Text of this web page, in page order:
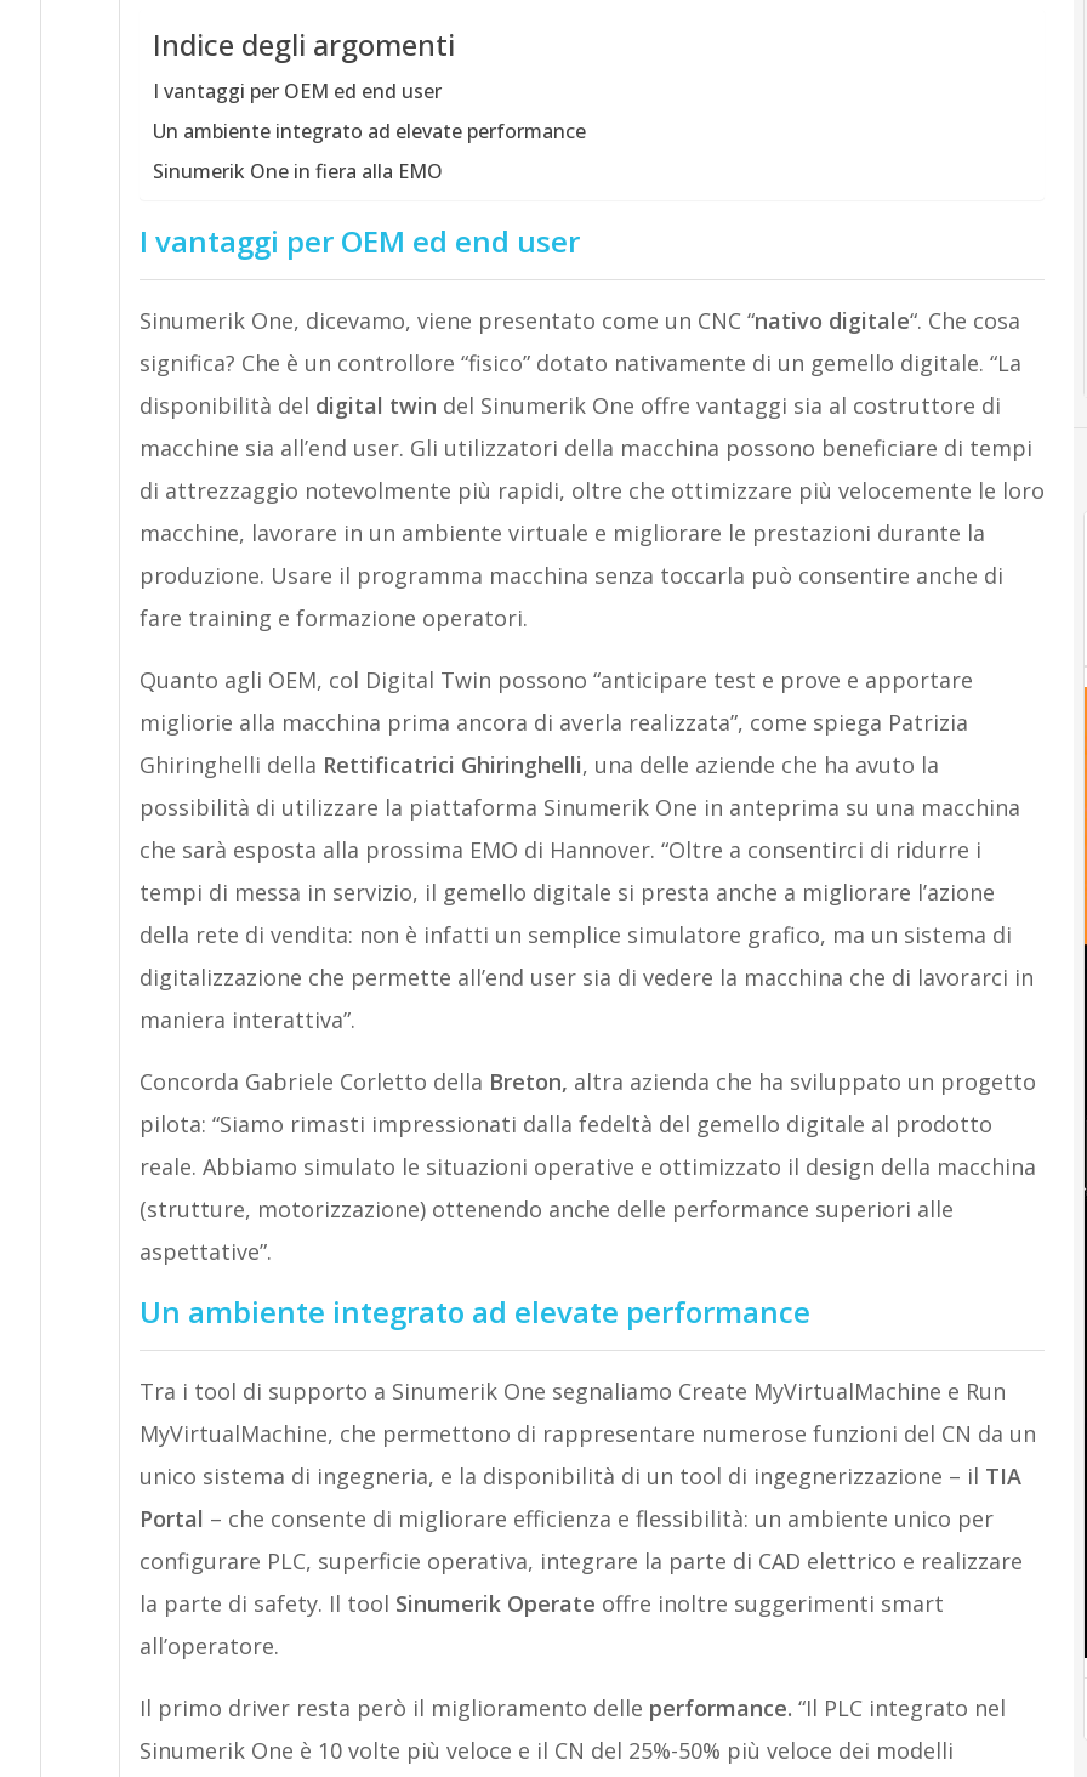
Indice degli argomenti
I vantaggi per OEM ed end user
Un ambiente integrato ad elevate performance
Sinumerik One in fiera alla EMO
I vantaggi per OEM ed end user
Sinumerik One, dicevamo, viene presentato come un CNC “nativo digitale“. Che cosa
significa? Che è un controllore “fisico” dotato nativamente di un gemello digitale. “La
disponibilità del digital twin del Sinumerik One offre vantaggi sia al costruttore di
macchine sia all’end user. Gli utilizzatori della macchina possono beneficiare di tempi
di attrezzaggio notevolmente più rapidi, oltre che ottimizzare più velocemente le loro
macchine, lavorare in un ambiente virtuale e migliorare le prestazioni durante la
produzione. Usare il programma macchina senza toccarla può consentire anche di
fare training e formazione operatori.
Quanto agli OEM, col Digital Twin possono “anticipare test e prove e apportare
migliorie alla macchina prima ancora di averla realizzata”, come spiega Patrizia
Ghiringhelli della Rettificatrici Ghiringhelli, una delle aziende che ha avuto la
possibilità di utilizzare la piattaforma Sinumerik One in anteprima su una macchina
che sarà esposta alla prossima EMO di Hannover. “Oltre a consentirci di ridurre i
tempi di messa in servizio, il gemello digitale si presta anche a migliorare l’azione
della rete di vendita: non è infatti un semplice simulatore grafico, ma un sistema di
digitalizzazione che permette all’end user sia di vedere la macchina che di lavorarci in
maniera interattiva”.
Concorda Gabriele Corletto della Breton, altra azienda che ha sviluppato un progetto
pilota: “Siamo rimasti impressionati dalla fedeltà del gemello digitale al prodotto
reale. Abbiamo simulato le situazioni operative e ottimizzato il design della macchina
(strutture, motorizzazione) ottenendo anche delle performance superiori alle
aspettative”.
Un ambiente integrato ad elevate performance
Tra i tool di supporto a Sinumerik One segnaliamo Create MyVirtualMachine e Run
MyVirtualMachine, che permettono di rappresentare numerose funzioni del CN da un
unico sistema di ingegneria, e la disponibilità di un tool di ingegnerizzazione – il TIA
Portal – che consente di migliorare efficienza e flessibilità: un ambiente unico per
configurare PLC, superficie operativa, integrare la parte di CAD elettrico e realizzare
la parte di safety. Il tool Sinumerik Operate offre inoltre suggerimenti smart
all’operatore.
Il primo driver resta però il miglioramento delle performance. “Il PLC integrato nel
Sinumerik One è 10 volte più veloce e il CN del 25%-50% più veloce dei modelli